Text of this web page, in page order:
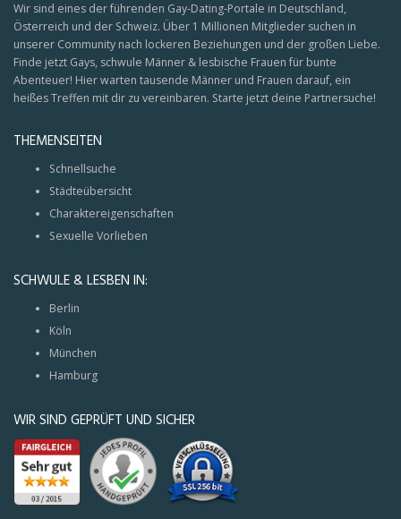
Wir sind eines der führenden Gay-Dating-Portale in Deutschland,
Österreich und der Schweiz. Über 1 Millionen Mitglieder suchen in
unserer Community nach lockeren Beziehungen und der großen Liebe.
Finde jetzt Gays, schwule Männer & lesbische Frauen für bunte
Abenteuer! Hier warten tausende Männer und Frauen darauf, ein
heißes Treffen mit dir zu vereinbaren. Starte jetzt deine Partnersuche!
THEMENSEITEN
Schnellsuche
Städteübersicht
Charaktereigenschaften
Sexuelle Vorlieben
SCHWULE & LESBEN IN:
Berlin
Köln
München
Hamburg
WIR SIND GEPRÜFT UND SICHER